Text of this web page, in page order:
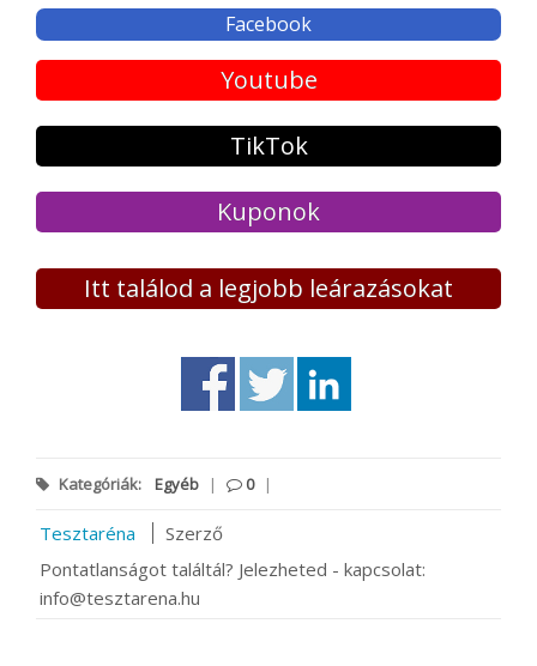
Facebook
Youtube
TikTok
Kuponok
Itt találod a legjobb leárazásokat
Kategóriák: Egyéb | 0 |
Tesztaréna
Szerző
Pontatlanságot találtál? Jelezheted - kapcsolat:
info@tesztarena.hu